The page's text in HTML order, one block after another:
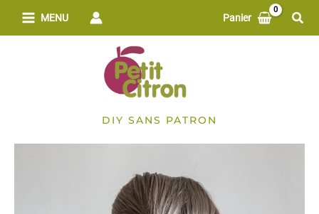
MENU Panier
DIY SANS PATRON